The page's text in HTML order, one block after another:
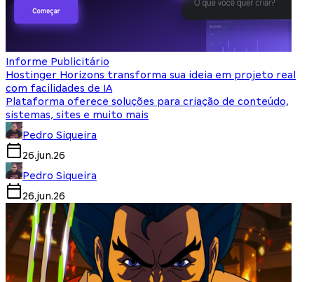
Informe Publicitário
Hostinger Horizons transforma sua ideia em projeto real
com facilidades de IA
Plataforma oferece soluções para criação de conteúdo,
sistemas, sites e muito mais
Pedro Siqueira
26.jun.26
Pedro Siqueira
26.jun.26